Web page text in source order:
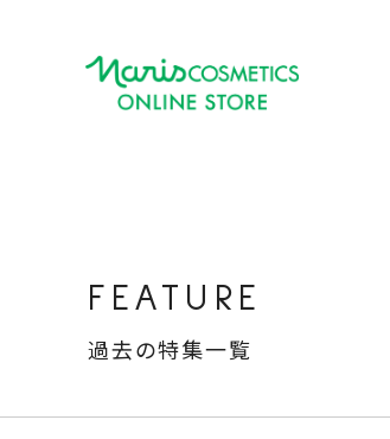
FEATURE
過去の特集一覧